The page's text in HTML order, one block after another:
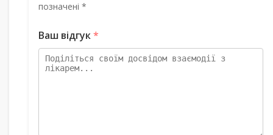
позначені *
Ваш відгук*